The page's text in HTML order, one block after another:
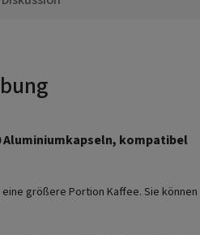
Aluminiumkapseln, kompatibel
größere Portion Kaffee. Sie können